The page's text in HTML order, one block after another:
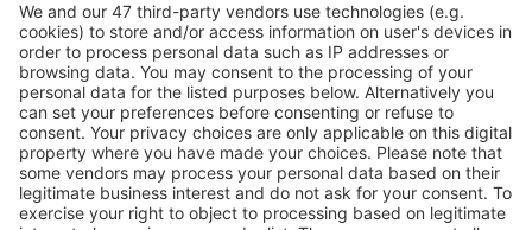
Cărucior de copii NU DA
Lista completă cu obiectele ce pot fi aduse la bord - pe site-ul
Autorității Civile Aeriene.